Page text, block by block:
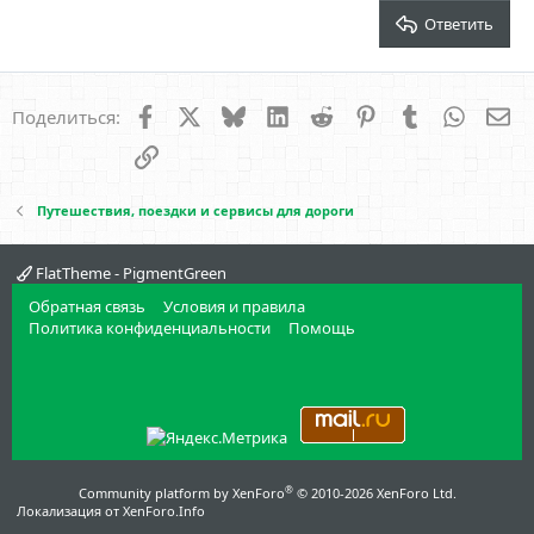
Ответить
Поделиться: Facebook BlueskyLinkedIn
Reddit PinterestTumblr
Ссылка
Путешествия, поездки и сервисы для дороги
FlatTheme - PigmentGreen
Обратная связь
Условия и правила
Политика конфиденциальности
Помощь
Community platform by XenForo® © 2010-2026 XenForo Ltd.
Локализация от XenForo.Info